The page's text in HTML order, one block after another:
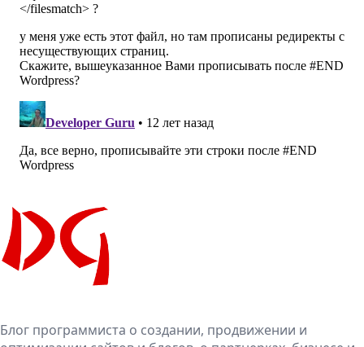
Блог программиста о создании, продвижении и